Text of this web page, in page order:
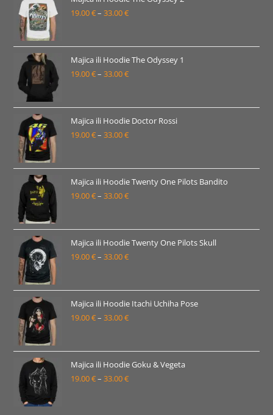
do
19.00€– 33.00€Raspon
od
19.00 €
do
Majica ili Hoodie The Odyssey 1
19.00€– 33.00€Raspon
od
19.00 €
do
Majica ili Hoodie Doctor Rossi
19.00€– 33.00€Raspon
od
19.00 €
do
Majica ili Hoodie Twenty One Pilots Bandito
19.00€– 33.00€Raspon
od
19.00 €
do
Majica ili Hoodie Twenty One Pilots Skull
19.00€– 33.00€Raspon
od
19.00 €
do
Majica ili Hoodie Itachi Uchiha Pose
19.00€– 33.00€Raspon
od
19.00 €
do
Majica ili Hoodie Goku & Vegeta
19.00€– 33.00€Raspon